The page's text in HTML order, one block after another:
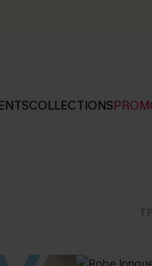
COLLECTIONS